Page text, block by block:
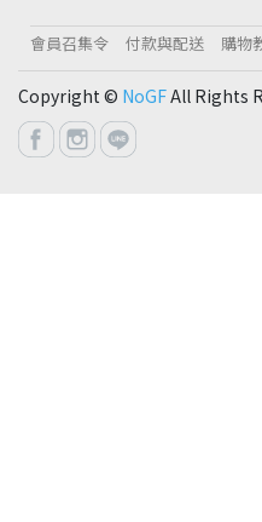
會員召集令 付款與配送 購物
Copyright © NoGFAll Rights